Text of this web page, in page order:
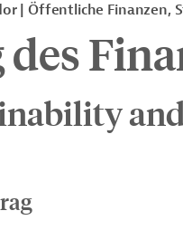
Öffentliche Finanzen,